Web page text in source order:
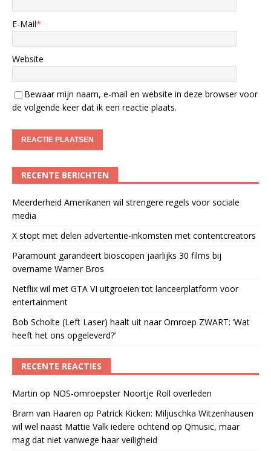
E-Mail*
Website
Bewaar mijn naam, e-mail en website in deze browser voor
de volgende keer dat ik een reactie plaats.
RECENTE BERICHTEN
Meerderheid Amerikanen wil strengere regels voor sociale
media
X stopt met delen advertentie-inkomsten met contentcreators
Paramount garandeert bioscopen jaarlijks 30 films bij
overname Warner Bros
Netflix wil met GTA VI uitgroeien tot lanceerplatform voor
entertainment
Bob Scholte (Left Laser) haalt uit naar Omroep ZWART: ‘Wat
heeft het ons opgeleverd?’
RECENTE REACTIES
Martin op NOS-omroepster Noortje Roll overleden
Bram van Haaren op Patrick Kicken: Miljuschka Witzenhausen
wil wel naast Mattie Valk iedere ochtend op Qmusic, maar
mag dat niet vanwege haar veiligheid